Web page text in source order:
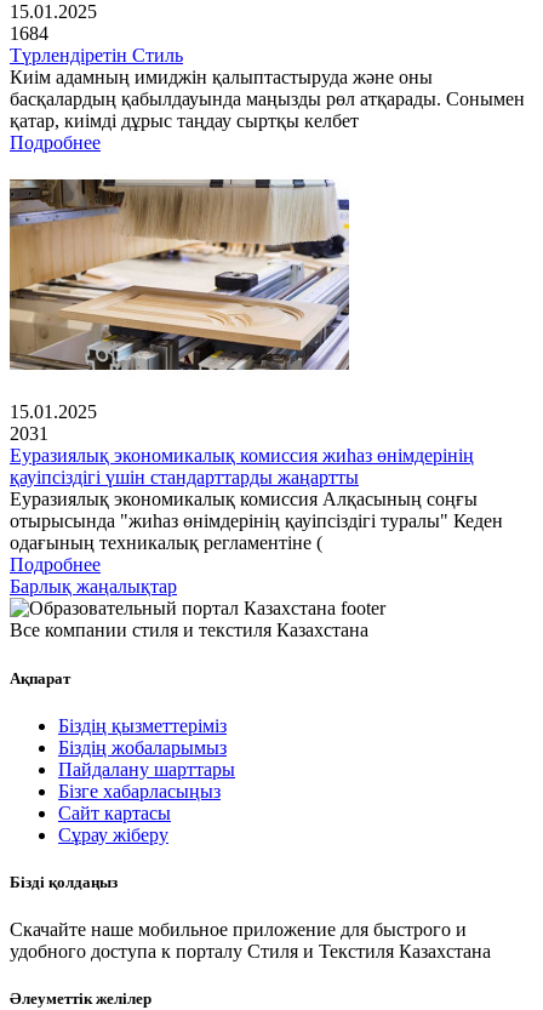
15.01.2025
1684
Түрлендіретін Стиль
Киім адамның имиджін қалыптастыруда және оны
басқалардың қабылдауында маңызды рөл атқарады. Сонымен
қатар, киімді дұрыс таңдау сыртқы келбет
Подробнее
15.01.2025
2031
Еуразиялық экономикалық комиссия жиһаз өнімдерінің
қауіпсіздігі үшін стандарттарды жаңартты
Еуразиялық экономикалық комиссия Алқасының соңғы
отырысында "жиһаз өнімдерінің қауіпсіздігі туралы" Кеден
одағының техникалық регламентіне (
Подробнее
Барлық жаңалықтар
Все компании стиля и текстиля Казахстана
Ақпарат
Біздің қызметтеріміз
Біздің жобаларымыз
Пайдалану шарттары
Бізге хабарласыңыз
Сайт картасы
Сұрау жіберу
Бізді қолдаңыз
Скачайте наше мобильное приложение для быстрого и
удобного доступа к порталу Стиля и Текстиля Казахстана
Әлеуметтік желілер